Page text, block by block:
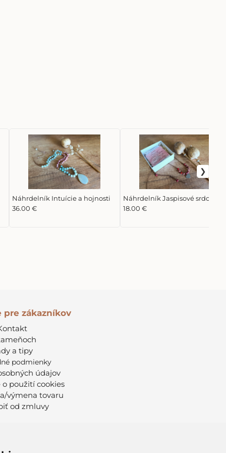
Náhrdelník Intuície a hojnosti
36.00 €
Náhrdelník Jaspisové srdce
18.00 €
pre zákazníkov
a tipy
podmienky
údajov
použití cookies
výmena tovaru
od zmluvy